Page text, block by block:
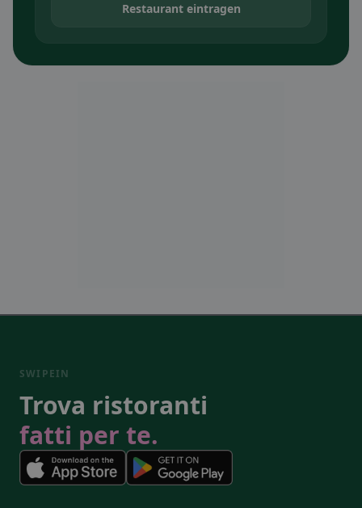
Restaurant eintragen
SWIPEIN
Trova ristoranti
fatti per te.